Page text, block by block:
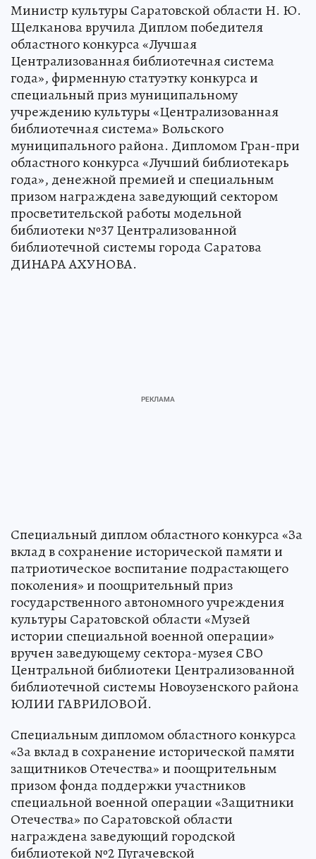
Министр культуры Саратовской области Н. Ю.
Щелканова вручила Диплом победителя
областного конкурса «Лучшая
Централизованная библиотечная система
года», фирменную статуэтку конкурса и
специальный приз муниципальному
учреждению культуры «Централизованная
библиотечная система» Вольского
муниципального района. Дипломом Гран-при
областного конкурса «Лучший библиотекарь
года», денежной премией и специальным
призом награждена заведующий сектором
просветительской работы модельной
библиотеки №37 Централизованной
библиотечной системы города Саратова
ДИНАРА АХУНОВА.
Специальный диплом областного конкурса «За
вклад в сохранение исторической памяти и
патриотическое воспитание подрастающего
поколения» и поощрительный приз
государственного автономного учреждения
культуры Саратовской области «Музей
истории специальной военной операции»
вручен заведующему сектора-музея СВО
Центральной библиотеки Централизованной
библиотечной системы Новоузенского района
ЮЛИИ ГАВРИЛОВОЙ.
Специальным дипломом областного конкурса
«За вклад в сохранение исторической памяти
защитников Отечества» и поощрительным
призом фонда поддержки участников
специальной военной операции «Защитники
Отечества» по Саратовской области
награждена заведующий городской
библиотекой №2 Пугачевской